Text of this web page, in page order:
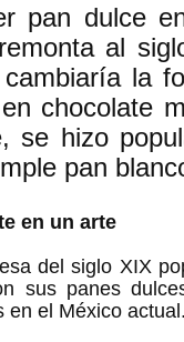
pan dulce
al
la
chocolate
se hizo
pan
en un arte
del siglo XIX
sus panes
en el México actual.